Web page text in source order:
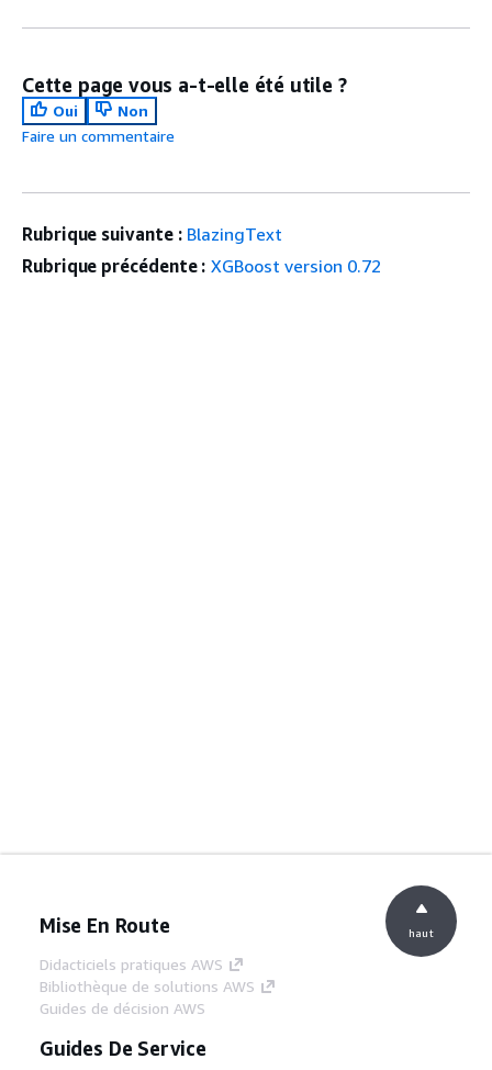
Cette page vous a-t-elle été utile ?
Oui
Non
Faire un commentaire
Rubrique suivante : BlazingText
Rubrique précédente : XGBoost version 0.72
Mise En Route
Didacticiels pratiques AWS
Bibliothèque de solutions AWS
Guides de décision AWS
Guides De Service
haut